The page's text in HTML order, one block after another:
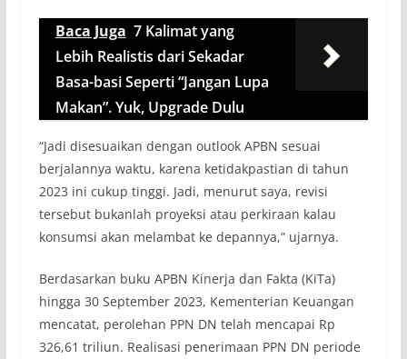
Baca Juga 7 Kalimat yang
Lebih Realistis dari Sekadar
Basa-basi Seperti “Jangan Lupa
Makan”. Yuk, Upgrade Dulu
“Jadi disesuaikan dengan outlook APBN sesuai
berjalannya waktu, karena ketidakpastian di tahun
2023 ini cukup tinggi. Jadi, menurut saya, revisi
tersebut bukanlah proyeksi atau perkiraan kalau
konsumsi akan melambat ke depannya,” ujarnya.
Berdasarkan buku APBN Kinerja dan Fakta (KiTa)
hingga 30 September 2023, Kementerian Keuangan
mencatat, perolehan PPN DN telah mencapai Rp
326,61 triliun. Realisasi penerimaan PPN DN periode